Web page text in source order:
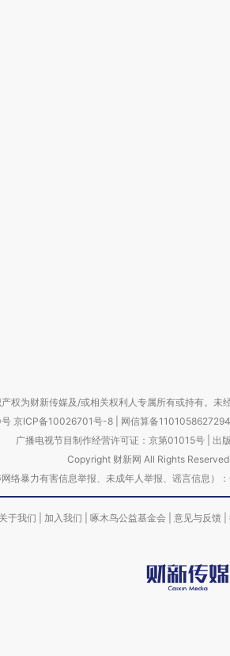
权为财新传媒及/或相关权利人专属所有或持有。未
京ICP备10026701号-8 网信算备
广播电视节目制作经营许可证：京第01015号| 出
Copyright 财新网 All Rights
网络暴力有害信息举报、未成年人举报、谣言信
关于我们 加入我们 啄木鸟公益基金会 意见与反馈